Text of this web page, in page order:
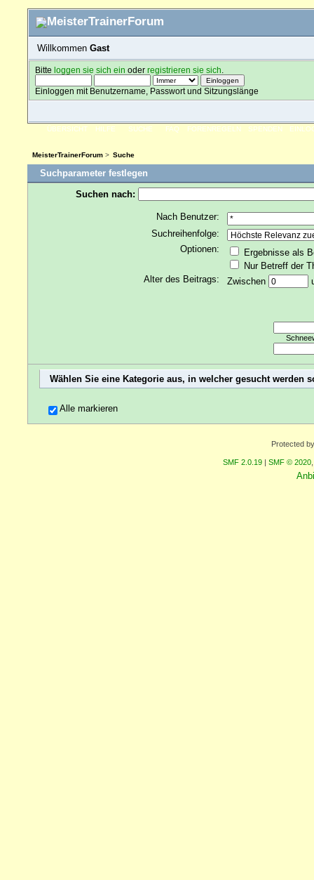
Willkommen Gast
Bitteloggen sie sich ein oderregistrieren sie sich
Einloggen mit Benutzername, Passwort und Sitzungslänge
ÜBERSICHT HILFE SUCHE FAQ FORENREGELN SPENDEN
MeisterTrainerForum> Suche
Suchparameter festlegen
Suchen nach:
Nach Benutzer:
Suchreihenfolge:
Optionen:
Ergebnisse als
Nur Betreff der
Alter des Beitrags:
Zwischen
Wählen Sie eine Kategorie aus, in welcher gesucht werden
Alle markieren
Protected
SMF 2.0.19 SMF © 2020